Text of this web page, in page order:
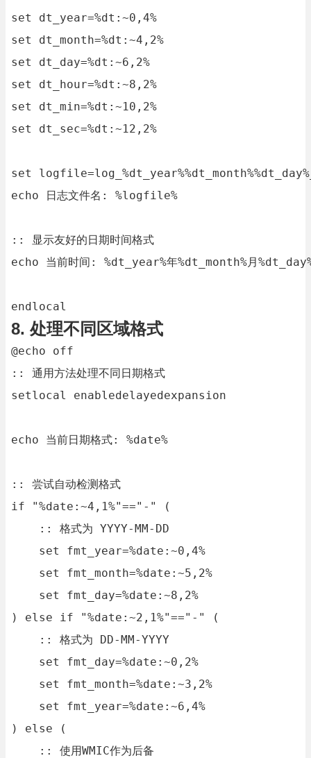
set dt_year=%dt:~0,4%
set dt_month=%dt:~4,2%
set dt_day=%dt:~6,2%
set dt_hour=%dt:~8,2%
set dt_min=%dt:~10,2%
set dt_sec=%dt:~12,2%
set
echo 日志文件名: %logfile%
:: 显示友好的日期时间格式
echo 当前时间: %dt_year%年%dt_month%月
endlocal
8. 处理不同区域格式
@echo off
:: 通用方法处理不同日期格式
setlocal enabledelayedexpansion
echo 当前日期格式: %date%
:: 尝试自动检测格式
if "%date:~4,1%"=="-" (
    :: 格式为 YYYY-MM-DD
    set fmt_year=%date:~0,4%
    set fmt_month=%date:~5,2%
    set fmt_day=%date:~8,2%
) else if "%date:~2,1%"=="-" (
    :: 格式为 DD-MM-YYYY
    set fmt_day=%date:~0,2%
    set fmt_month=%date:~3,2%
    set fmt_year=%date:~6,4%
) else (
    :: 使用WMIC作为后备